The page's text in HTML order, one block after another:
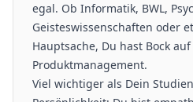
egal. Ob Informatik, BWL,
Geisteswissenschaften oder
Hauptsache, Du hast Bock
Produktmanagement.
Viel wichtiger als Dein